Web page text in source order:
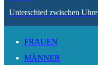
Unterschied zwischen
FRAUEN
MÄNNER